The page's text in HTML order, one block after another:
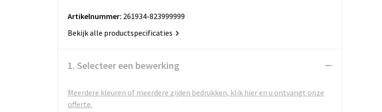
Artikelnummer: 261934-823999999
Bekijk alle productspecificaties
1. Selecteer een bewerking
Meerdere kleuren of meerdere zijden bedrukken, klik hier en u ontvangt onze
offerte.